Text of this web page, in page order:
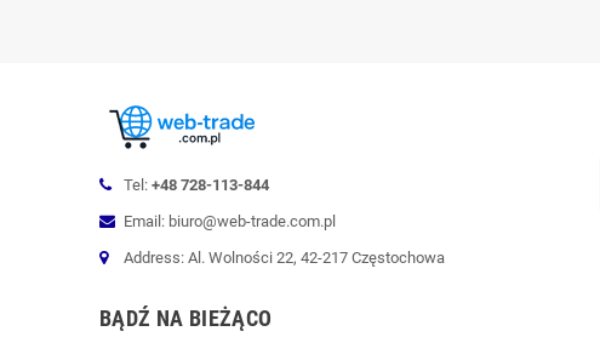
Tel: +48 728-113-844
Email: biuro@web-trade.com.pl
Address: Al. Wolności 22, 42-217 Częstochowa
BĄDŹ NA BIEŻĄCO